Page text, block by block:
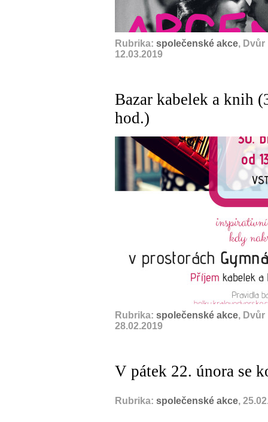
Rubrika: společenské akce, Dvůr
12.03.2019
Bazar kabelek a knih
hod.)
Rubrika: společenské akce, Dvůr
28.02.2019
V pátek 22. února se
Rubrika: společenské akce,